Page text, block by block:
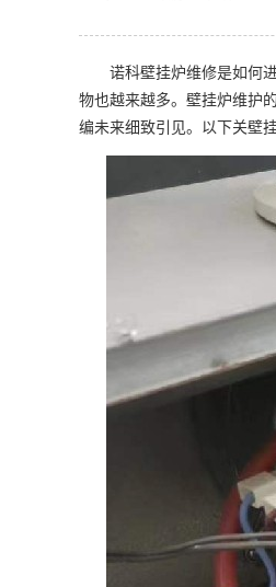
诺科壁挂炉维修是如何进
物也越来越多。壁挂炉维护
编未来细致引见。以下关壁